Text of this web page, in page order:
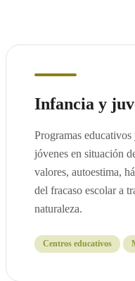
Infancia y
Programas
jóvenes en situación
valores, autoestima,
del fracaso escolar a
naturaleza.
Centros educativos